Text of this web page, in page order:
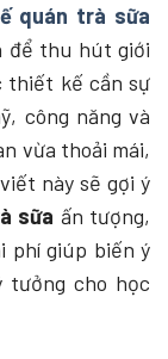
quán trà sữa
để thu hút giới
thiết kế cần sự
công năng và
vừa thoải mái,
này sẽ gợi ý
sữa ấn tượng,
phí giúp biến ý
tưởng cho học